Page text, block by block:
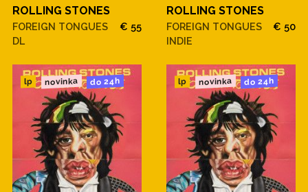
ROLLING STONES
FOREIGN TONGUES
DL
€ 55
ROLLING STONES
FOREIGN TONGUES
INDIE
€ 50
lp novinka do 24h lp novinka do 24h